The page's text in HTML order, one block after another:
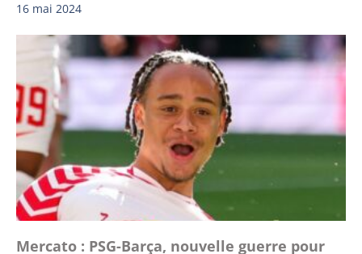
16 mai 2024
Mercato : PSG-Barça, nouvelle guerre pour